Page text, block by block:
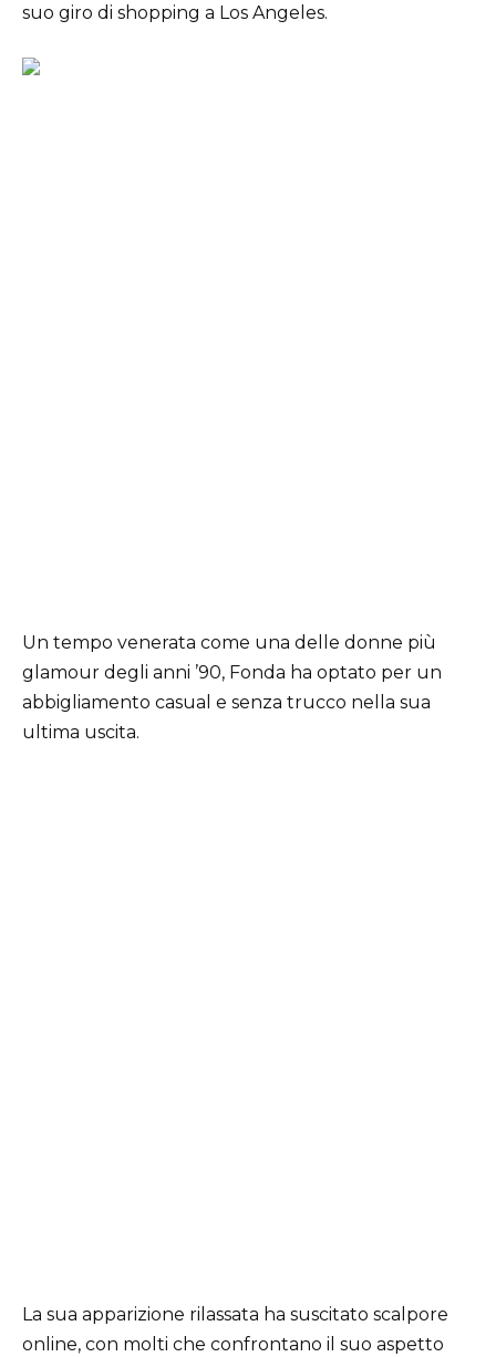
suo giro di shopping a Los Angeles.
Un tempo venerata come una delle donne più
glamour degli anni ’90, Fonda ha optato per un
abbigliamento casual e senza trucco nella sua
ultima uscita.
La sua apparizione rilassata ha suscitato scalpore
online, con molti che confrontano il suo aspetto